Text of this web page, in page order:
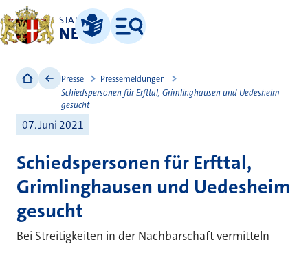
STADT
NEUSS
Leichte Sprache
Menü
Presse
Pressemeldungen
Schiedspersonen für Erfttal, Grimlinghausen und Uedesheim
gesucht
07. Juni 2021
Schiedspersonen für Erfttal,
Grimlinghausen und Uedesheim
gesucht
Bei Streitigkeiten in der Nachbarschaft vermitteln